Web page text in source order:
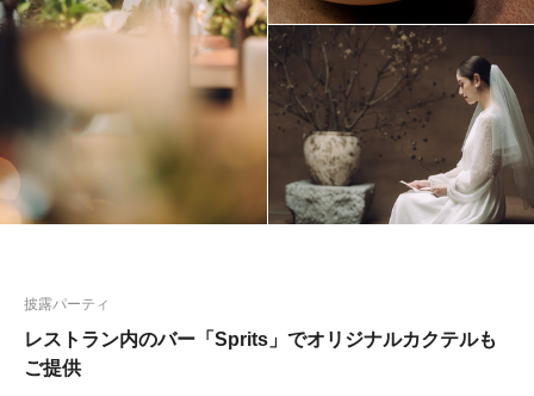
レストラン内のバー「Sprits」でオリジナルカクテルも
ご提供
披露パーティ